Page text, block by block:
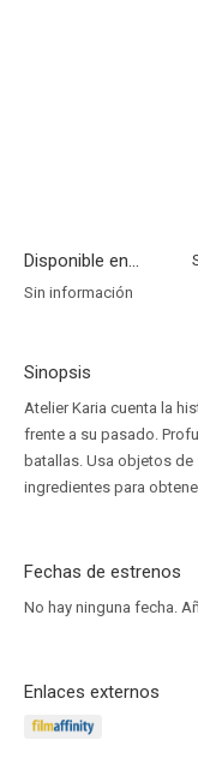
Disponible en...
Sin información
Sinopsis
Atelier Karia cuenta la
frente a su pasado.
batallas. Usa objetos
ingredientes para
Fechas de estrenos
No hay ninguna fecha.
Enlaces externos